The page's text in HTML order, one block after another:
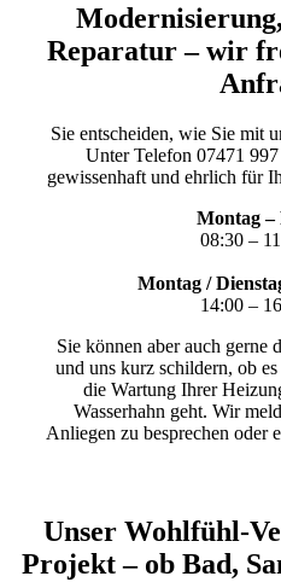
Reparatur – wir
Sie entscheiden, wie Sie mit
Unter Telefon 07471
gewissenhaft und ehrlich für
Montag –
08:30 –
Montag /
14:00 –
Sie können aber auch gerne
und uns kurz schildern, ob
die Wartung Ihrer
Wasserhahn geht. Wir
Anliegen zu besprechen oder
Unser Wohlfühl-
Projekt – ob Bad,